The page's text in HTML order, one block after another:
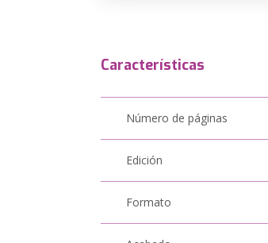
Características
Número de páginas
Edición
Formato